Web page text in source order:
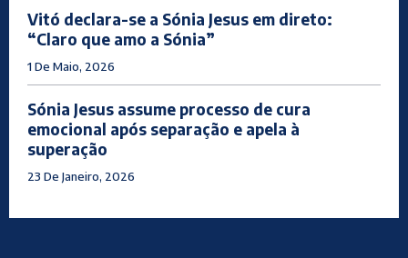
Vitó declara-se a Sónia Jesus em direto:
“Claro que amo a Sónia”
1 De Maio, 2026
Sónia Jesus assume processo de cura
emocional após separação e apela à
superação
23 De Janeiro, 2026